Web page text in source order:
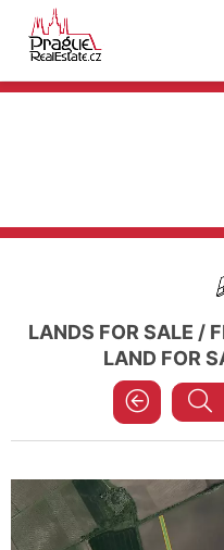
LANDS FOR SALE /
LAND FOR